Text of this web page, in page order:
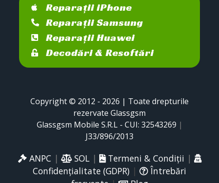
Reparații iPhone
Reparații Samsung
Reparații Huawei
Decodări & Resoftări
Copyright © 2012 - 2026 | Toate drepturile
rezervate Glassgsm
Glassgsm Mobile S.R.L - CUI: 32543269 |
J33/896/2013
ANPC | SOL| Termeni & Condiții |
Confidențialitate (GDPR) |
Întrebări